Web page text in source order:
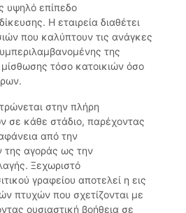
υψηλό επίπεδο
Η εταιρεία διαθέτει
που καλύπτουν τις ανάγκες
της
τόσο κατοικιών όσο
στην πλήρη
σε κάθε στάδιο, παρέχοντας
από την
αγοράς ως την
Ξεχωριστό
γραφείου αποτελεί η εις
πτυχών που σχετίζονται με
ουσιαστική βοήθεια σε